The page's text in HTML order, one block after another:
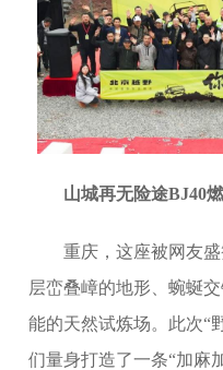
山城再无险途BJ40
重庆，这座被网友
层峦叠嶂的地形、蜿蜒
能的天然试炼场。此次“
们量身打造了一条“加